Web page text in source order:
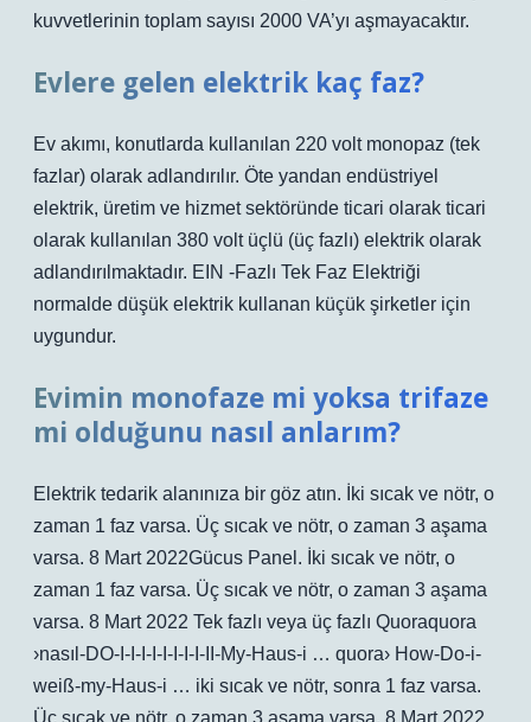
kuvvetlerinin toplam sayısı 2000 VA’yı aşmayacaktır.
Evlere gelen elektrik kaç faz?
Ev akımı, konutlarda kullanılan 220 volt monopaz (tek
fazlar) olarak adlandırılır. Öte yandan endüstriyel
elektrik, üretim ve hizmet sektöründe ticari olarak ticari
olarak kullanılan 380 volt üçlü (üç fazlı) elektrik olarak
adlandırılmaktadır. EIN -Fazlı Tek Faz Elektriği
normalde düşük elektrik kullanan küçük şirketler için
uygundur.
Evimin monofaze mi yoksa trifaze
mi olduğunu nasıl anlarım?
Elektrik tedarik alanınıza bir göz atın. İki sıcak ve nötr, o
zaman 1 faz varsa. Üç sıcak ve nötr, o zaman 3 aşama
varsa. 8 Mart 2022Gücus Panel. İki sıcak ve nötr, o
zaman 1 faz varsa. Üç sıcak ve nötr, o zaman 3 aşama
varsa. 8 Mart 2022 Tek fazlı veya üç fazlı Quoraquora
›nasıl-DO-I-I-I-I-I-I-I-I-II-My-Haus-i … quora› How-Do-i-
weiß-my-Haus-i … iki sıcak ve nötr, sonra 1 faz varsa.
Üç sıcak ve nötr, o zaman 3 aşama varsa. 8 Mart 2022